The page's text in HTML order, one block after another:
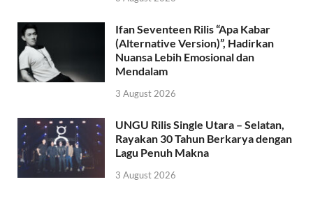
Ifan Seventeen Rilis “Apa Kabar
(Alternative Version)”, Hadirkan
Nuansa Lebih Emosional dan
Mendalam
3 August 2026
UNGU Rilis Single Utara – Selatan,
Rayakan 30 Tahun Berkarya dengan
Lagu Penuh Makna
3 August 2026